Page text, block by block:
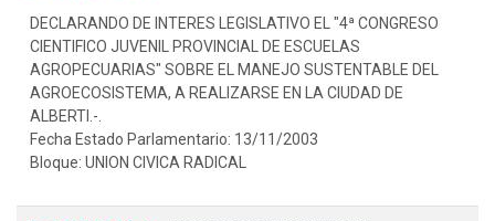
DECLARANDO DE INTERES LEGISLATIVO EL "4ª CONGRESO
CIENTIFICO JUVENIL PROVINCIAL DE ESCUELAS
AGROPECUARIAS" SOBRE EL MANEJO SUSTENTABLE DEL
AGROECOSISTEMA, A REALIZARSE EN LA CIUDAD DE
ALBERTI.-.
Fecha Estado Parlamentario: 13/11/2003
Bloque: UNION CIVICA RADICAL